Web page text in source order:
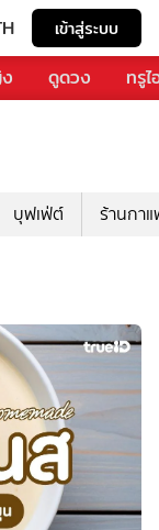
เข้าสู่ระบบ
ดูดวง ทรู
บุฟเฟ่ต์ ร้านกา